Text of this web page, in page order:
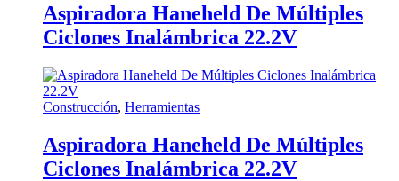
Aspiradora Haneheld De Múltiples
Ciclones Inalámbrica 22.2V
Construcción, Herramientas
Aspiradora Haneheld De Múltiples
Ciclones Inalámbrica 22.2V